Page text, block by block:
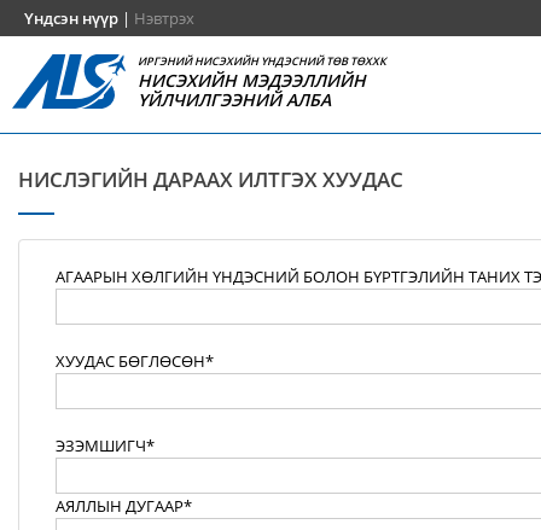
Үндсэн нүүр | Нэвтрэх
ИРГЭНИЙ НИСЭХИЙН ҮНДЭСНИЙ ТӨВ ТӨХХК
НИСЭХИЙН МЭДЭЭЛЛИЙН
ҮЙЛЧИЛГЭЭНИЙ АЛБА
НИСЛЭГИЙН ДАРААХ ИЛТГЭХ ХУУДАС
АГААРЫН ХӨЛГИЙН ҮНДЭСНИЙ БОЛОН БҮРТГЭЛИЙН ТАНИХ
ХУУДАС БӨГЛӨСӨН*
ЭЗЭМШИГЧ*
АЯЛЛЫН ДУГААР*